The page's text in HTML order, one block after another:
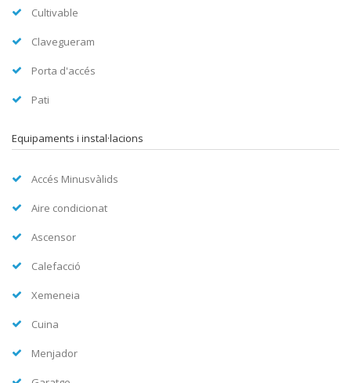
Cultivable
Clavegueram
Porta d'accés
Pati
Equipaments i instal·lacions
Accés Minusvàlids
Aire condicionat
Ascensor
Calefacció
Xemeneia
Cuina
Menjador